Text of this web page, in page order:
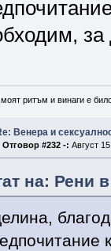
моят ритъм и винаги е
Венера и
Отговор #232 -: Август
на: Рени